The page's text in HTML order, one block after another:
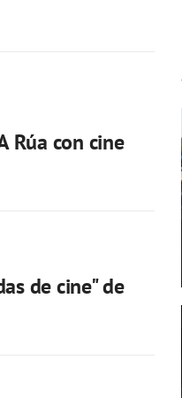
Rúa con cine
de cine" de